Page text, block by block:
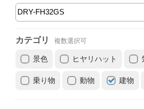
カテゴリ 複数選択可
景色 ヒヤリハット
乗り物 動物 建物